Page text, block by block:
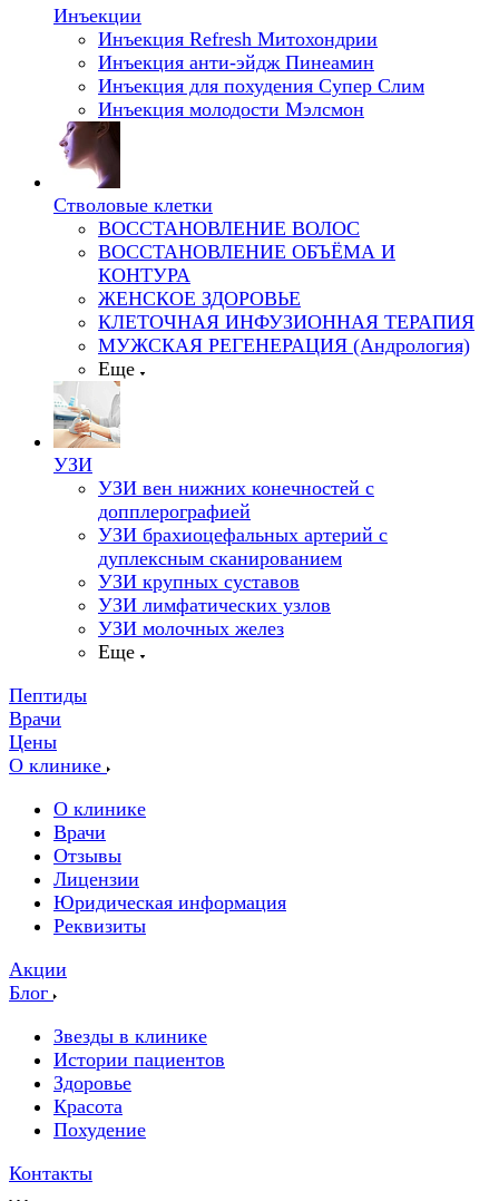
Инъекции
Инъекция Refresh Митохондрии
Инъекция анти-эйдж Пинеамин
Инъекция для похудения Супер Слим
Инъекция молодости Мэлсмон
Стволовые клетки
ВОССТАНОВЛЕНИЕ ВОЛОС
ВОССТАНОВЛЕНИЕ ОБЪЁМА И
КОНТУРА
ЖЕНСКОЕ ЗДОРОВЬЕ
КЛЕТОЧНАЯ ИНФУЗИОННАЯ ТЕРАПИЯ
МУЖСКАЯ РЕГЕНЕРАЦИЯ (Андрология)
Еще
УЗИ
УЗИ вен нижних конечностей с
допплерографией
УЗИ брахиоцефальных артерий с
дуплексным сканированием
УЗИ крупных суставов
УЗИ лимфатических узлов
УЗИ молочных желез
Еще
Пептиды
Врачи
Цены
О клинике
О клинике
Врачи
Отзывы
Лицензии
Юридическая информация
Реквизиты
Акции
Блог
Звезды в клинике
Истории пациентов
Здоровье
Красота
Похудение
Контакты